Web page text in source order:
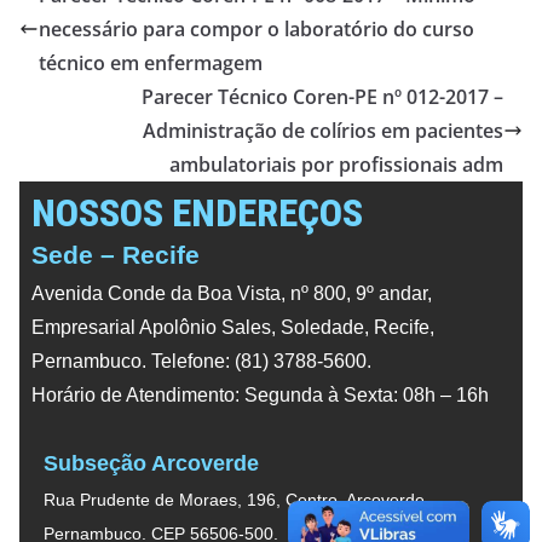
necessário para compor o laboratório do curso
técnico em enfermagem
Parecer Técnico Coren-PE nº 012-2017 –
Administração de colírios em pacientes
ambulatoriais por profissionais adm
NOSSOS ENDEREÇOS
Sede – Recife
Avenida Conde da Boa Vista, nº 800, 9º andar,
Empresarial Apolônio Sales, Soledade, Recife,
Pernambuco. Telefone: (81) 3788-5600.
Horário de Atendimento: Segunda à Sexta: 08h – 16h
Subseção Arcoverde
Rua Prudente de Moraes, 196, Centro, Arcoverde,
Pernambuco. CEP 56506-500.